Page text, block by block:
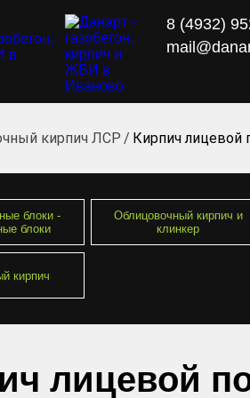
8 (4932)
кирпич ЛСР Кирпич лицевой
блоки -
блоки
Облицовочный кирпич и
клинкер
кирпич
лицевой